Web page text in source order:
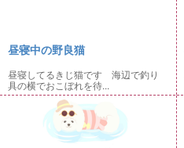
昼寝中の野良猫
昼寝してるきじ猫です 海辺で釣り
具の横でおこぼれを待...